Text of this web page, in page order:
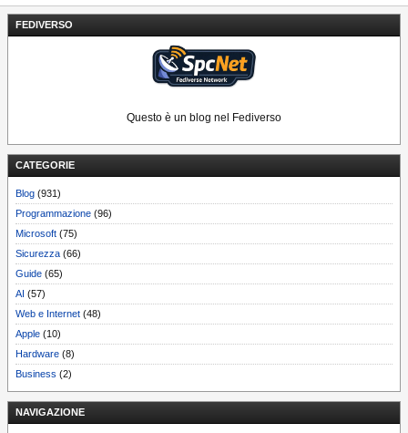
FEDIVERSO
Questo è un blog nel Fediverso
CATEGORIE
Blog (931)
Programmazione (96)
Microsoft (75)
Sicurezza (66)
Guide (65)
AI (57)
Web e Internet (48)
Apple (10)
Hardware (8)
Business (2)
NAVIGAZIONE